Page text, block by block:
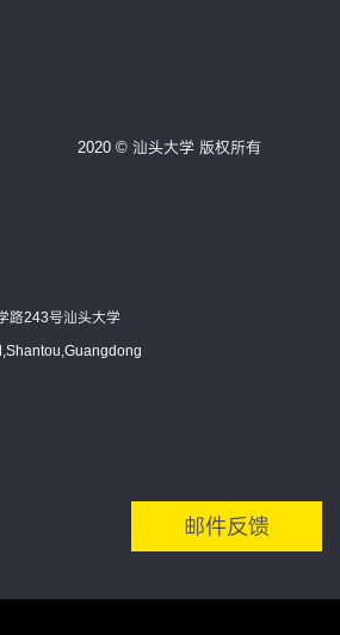
2020 © 汕头大学 版权所有
路243号汕头大学
邮件反馈